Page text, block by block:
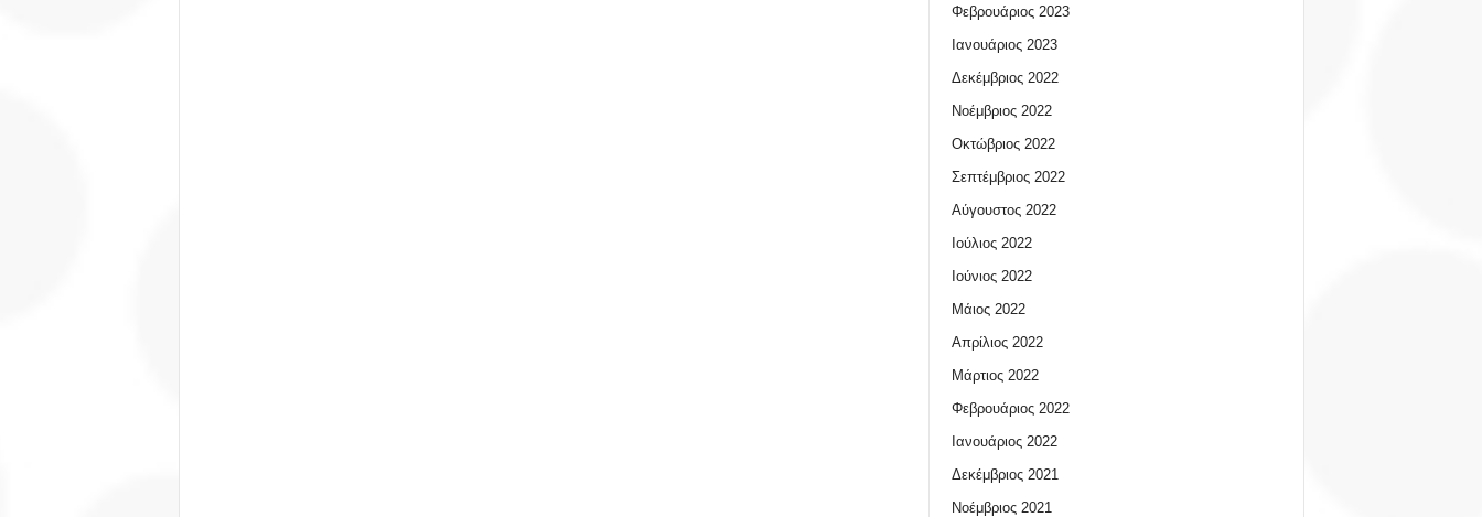
Φεβρουάριος 2023
Ιανουάριος 2023
Δεκέμβριος 2022
Νοέμβριος 2022
Οκτώβριος 2022
Σεπτέμβριος 2022
Αύγουστος 2022
Ιούλιος 2022
Ιούνιος 2022
Μάιος 2022
Απρίλιος 2022
Μάρτιος 2022
Φεβρουάριος 2022
Ιανουάριος 2022
Δεκέμβριος 2021
Νοέμβριος 2021